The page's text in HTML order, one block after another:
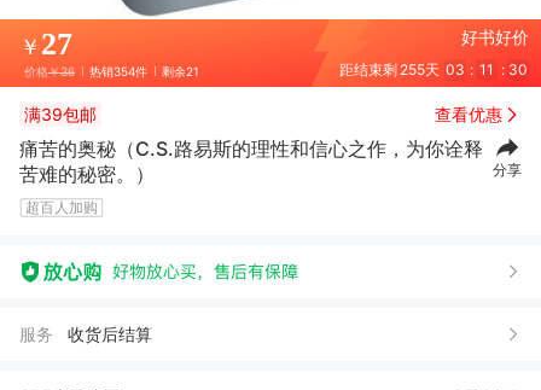
￥ 27
价格￥36 热销354件 剩余21
好书好价
距结束剩 255天 03 : 11 : 29
满39包邮 查看优惠
痛苦的奥秘（C.S.路易斯的理性和信心之作，为你诠释
苦难的秘密。）
超百人加购
分享
服务 收货后结算
A***） 去下单
徐*芒
王*晓